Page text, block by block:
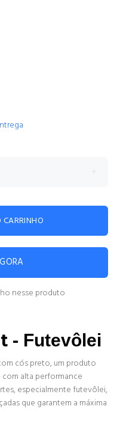
nesse produto
- Futevôlei
cós preto, um produto
alta performance
especialmente futevôlei,
que garantem a máxima